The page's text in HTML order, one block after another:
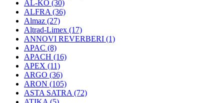
AL-KO (30)
ALFRA (36)
Almaz (27)
Altrad-Limex (17)
ANNOVI REVERBERI (1)
APAC (8)
APACH (16)
APEX (11)
ARGO (36)
ARON (105)
ASTA SATRA (72)